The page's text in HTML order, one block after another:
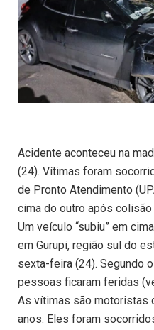
Acidente aconteceu na
(24). Vítimas foram
de Pronto Atendimento
cima do outro após colisão
Um veículo “subiu” em
em Gurupi, região sul do
sexta-feira (24). Segundo
pessoas ficaram feridas
As vítimas são motoristas
anos. Eles foram